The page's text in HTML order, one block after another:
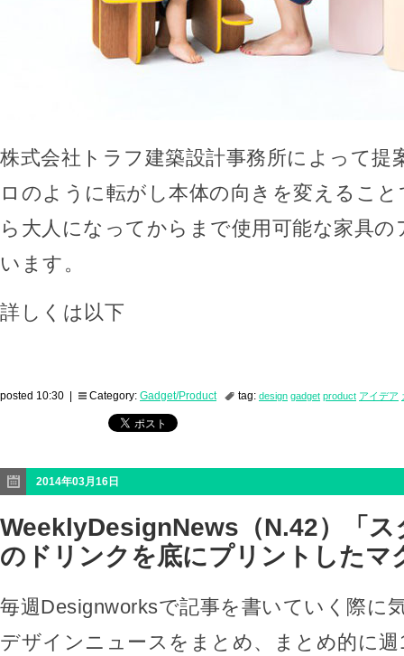
株式会社トラフ建築設計事務所によって提
ロのように転がし本体の向きを変えるこ
ら大人になってからまで使用可能な家具
います。
詳しくは以下
posted 10:30 | Category: Gadget/Product tag: design gadget product アイデア
2014年03月16日
WeeklyDesignNews（N.42）「ス
のドリンクを底にプリントしたマ
毎週Designworksで記事を書いていく際に
デザインニュースをまとめ、まとめ的に週